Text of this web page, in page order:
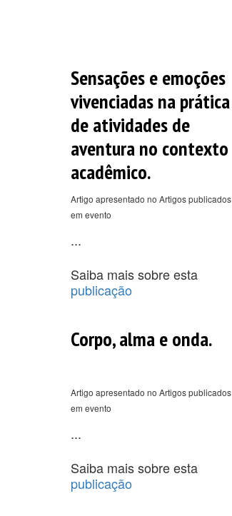
Sensações e emoções
vivenciadas na prática
de atividades de
aventura no contexto
acadêmico.
Artigo apresentado no Artigos publicados
em evento
...
Saiba mais sobre esta
publicação
Corpo, alma e onda.
Artigo apresentado no Artigos publicados
em evento
...
Saiba mais sobre esta
publicação